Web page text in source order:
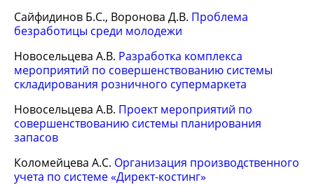
Сайфидинов Б.С., Воронова Д.В. Проблема
безработицы среди молодежи
Новосельцева А.В. Разработка комплекса
мероприятий по совершенствованию системы
складирования розничного супермаркета
Новосельцева А.В. Проект мероприятий по
совершенствованию системы планирования
запасов
Коломейцева А.С. Организация производственного
учета по системе «Директ-костинг»